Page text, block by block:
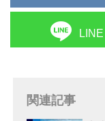
LINE
関連記事